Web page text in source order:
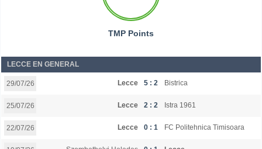
TMP Points
LECCE EN GENERAL
29/07/26 Lecce 5 : 2 Bistrica
25/07/26 Lecce 2 : 2 Istra 1961
22/07/26 Lecce 0 : 1 FC Politehnica Timisoara